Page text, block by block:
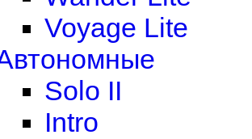
Voyage Lite
Solo II
Intro